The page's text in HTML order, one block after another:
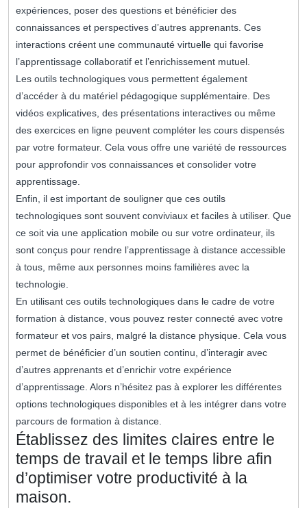
expériences, poser des questions et bénéficier des
connaissances et perspectives d’autres apprenants. Ces
interactions créent une communauté virtuelle qui favorise
l’apprentissage collaboratif et l’enrichissement mutuel.
Les outils technologiques vous permettent également
d’accéder à du matériel pédagogique supplémentaire. Des
vidéos explicatives, des présentations interactives ou même
des exercices en ligne peuvent compléter les cours dispensés
par votre formateur. Cela vous offre une variété de ressources
pour approfondir vos connaissances et consolider votre
apprentissage.
Enfin, il est important de souligner que ces outils
technologiques sont souvent conviviaux et faciles à utiliser. Que
ce soit via une application mobile ou sur votre ordinateur, ils
sont conçus pour rendre l’apprentissage à distance accessible
à tous, même aux personnes moins familières avec la
technologie.
En utilisant ces outils technologiques dans le cadre de votre
formation à distance, vous pouvez rester connecté avec votre
formateur et vos pairs, malgré la distance physique. Cela vous
permet de bénéficier d’un soutien continu, d’interagir avec
d’autres apprenants et d’enrichir votre expérience
d’apprentissage. Alors n’hésitez pas à explorer les différentes
options technologiques disponibles et à les intégrer dans votre
parcours de formation à distance.
Établissez des limites claires entre le
temps de travail et le temps libre afin
d’optimiser votre productivité à la
maison.